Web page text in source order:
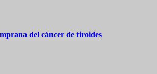
del cáncer de tiroides